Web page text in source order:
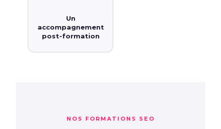
Un
accompagnement
post-formation
NOS FORMATIONS SEO